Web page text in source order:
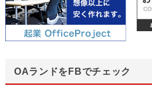
OAランドをFBでチェック